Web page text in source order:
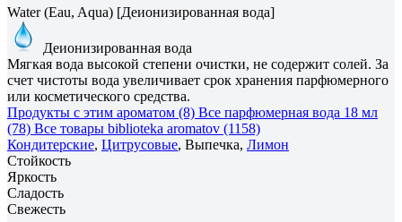
Water (Eau, Aqua) [Деионизированная вода]
Деионизированная вода
Мягкая вода высокой степени очистки, не содержит солей. За
счет чистоты вода увеличивает срок хранения парфюмерного
или косметического средства.
Продукты с этим ароматом (8) Все парфюмерная вода 18 мл
(78) Все товары biblioteka aromatov (1158)
Кондитерские, Цитрусовые, Выпечка, Лимон
Стойкость
Яркость
Сладость
Свежесть